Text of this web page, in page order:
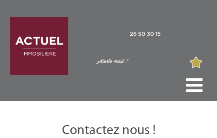
26 50 30 15
Alerte mail !
Contactez nous !